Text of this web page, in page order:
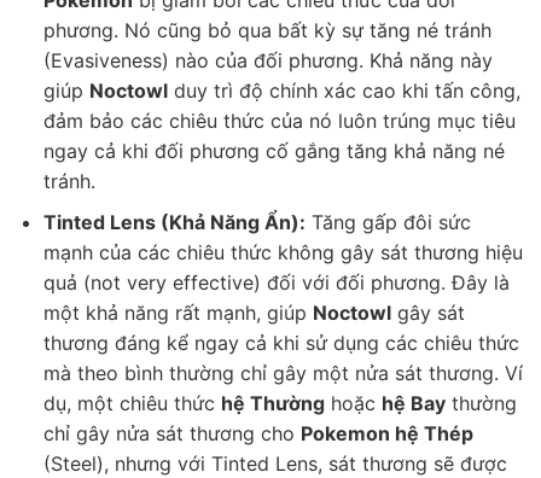
phương. Nó cũng bỏ qua bất kỳ sự tăng né tránh
(Evasiveness) nào của đối phương. Khả năng này
giúp Noctowlduy trì độ chính xác cao khi tấn công,
đảm bảo các chiêu thức của nó luôn trúng mục tiêu
ngay cả khi đối phương cố gắng tăng khả năng né
tránh.
Tinted Lens (Khả Năng Ẩn): Tăng gấp đôi sức
mạnh của các chiêu thức không gây sát thương hiệu
quả (not very effective) đối với đối phương. Đây là
một khả năng rất mạnh, giúp Noctowlgây sát
thương đáng kể ngay cả khi sử dụng các chiêu thức
mà theo bình thường chỉ gây một nửa sát thương. Ví
dụ, một chiêu thức hệ Thườnghoặc hệ Baythường
chỉ gây nửa sát thương cho Pokemon hệ Thép
(Steel), nhưng với Tinted Lens, sát thương sẽ được